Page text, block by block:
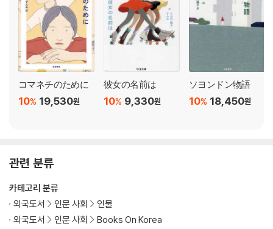
コマネチのために
19,530원
10%
彼女の名前は
9,330원
10%
ソヨンドン物語
18,450원
10%
관련 분류
카테고리 분류
외국도서
인문 사회
인물
외국도서
인문 사회
Books On Korea